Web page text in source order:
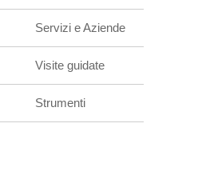
Servizi e Aziende
Visite guidate
Strumenti